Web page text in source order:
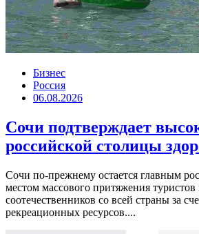
Бизнес
Россия
06.08.2026
Сочи подтверждает
российской столицы
Сочи по-прежнему остается главным
местом массового притяжения туристов
соотечественников со всей страны за
рекреационных ресурсов....